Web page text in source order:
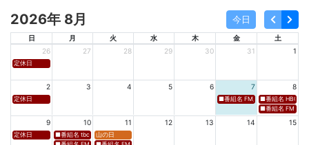
2026年 8月 今日
日 月 火 水 木 金
土
26
27 28 29 30 31 1
定休日
2 3 4 5 6 7 8
定休日 ■番組名 FM新潟「SOUND
■番組名 HBC北
■番組名 FM 福
9 10 11 12 13 14 15
定休日 ■番組名 tbcラジオ「en∞Voyage(エン・ボヤージュ)」 ■放送日時 https://www.tbc-
山の日